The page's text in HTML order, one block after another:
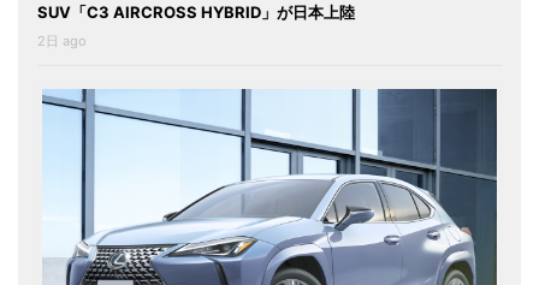
SUV「C3 AIRCROSS HYBRID」が日本上陸
2日 ago